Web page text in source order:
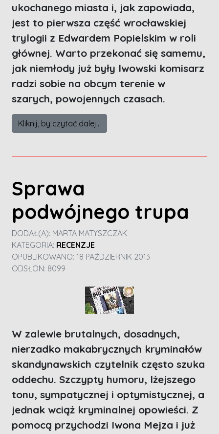
ukochanego miasta i, jak zapowiada,
jest to pierwsza część wrocławskiej
trylogii z Edwardem Popielskim w roli
głównej. Warto przekonać się samemu,
jak niemłody już były lwowski komisarz
radzi sobie na obcym terenie w
szarych, powojennych czasach.
Kliknij, by czytać dalej...
Sprawa
podwójnego trupa
DODAŁ(A): MARTA MATYSZCZAK
KATEGORIA: RECENZJE
OPUBLIKOWANO: 18 PAŹDZIERNIK 2013
ODSŁON: 8099
W zalewie brutalnych, dosadnych,
nierzadko makabrycznych kryminałów
skandynawskich czytelnik często szuka
oddechu. Szczypty humoru, lżejszego
tonu, sympatycznej i optymistycznej, a
jednak wciąż kryminalnej opowieści. Z
pomocą przychodzi Iwona Mejza i już